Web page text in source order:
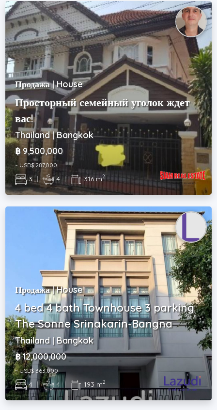
Продажа | House
Просторный семейный уголок ждет
вас!
Thailand | Bangkok
฿ 9,500,000
~ USD$ 287,000
3 | 4 | 316 m2
Продажа | House
4 bed 4 bath Townhouse 3 parking
The Sonne Srinakarin-Bangna
Thailand | Bangkok
฿ 12,000,000
~ USD$ 363,000
4 | 4 | 193 m2